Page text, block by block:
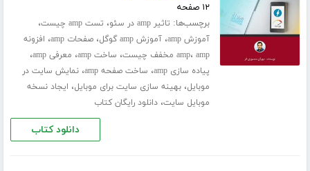
۱۲ صفحه
برچسب‌ها: تاثیر amp در سئو ، تست amp چیست ،
آموزش amp ،آموزش amp گوگل ،صفحات amp ، افزونه
amp، amp مخفف چیست ، ساخت amp ، معرفی amp ،
پیاده سازی amp ، ساخت صفحه amp ،نمایش سایت در
موبایل،بهینه سازی سایت برای موبایل، ایجاد نسخه
موبایل سایت،دانلود رایگان کتاب
دانلود کتاب